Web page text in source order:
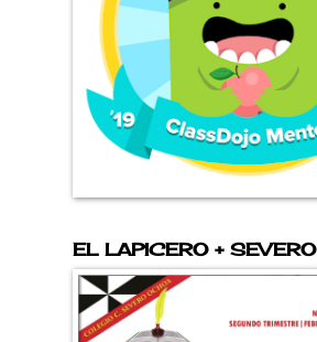
EL LAPICERO + SEVERO